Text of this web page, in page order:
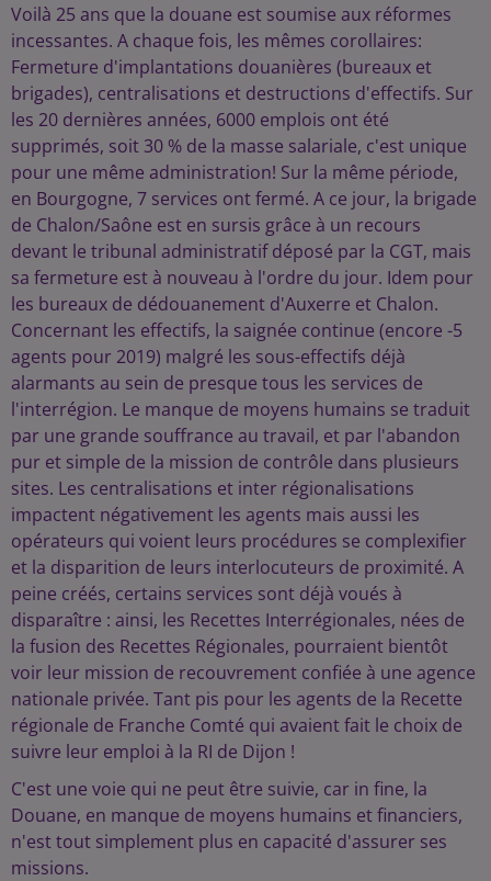
Voilà 25 ans que la douane est soumise aux réformes
incessantes. A chaque fois, les mêmes corollaires:
Fermeture d'implantations douanières (bureaux et
brigades), centralisations et destructions d'effectifs. Sur
les 20 dernières années, 6000 emplois ont été
supprimés, soit 30 % de la masse salariale, c'est unique
pour une même administration! Sur la même période,
en Bourgogne, 7 services ont fermé. A ce jour, la brigade
de Chalon/Saône est en sursis grâce à un recours
devant le tribunal administratif déposé par la CGT, mais
sa fermeture est à nouveau à l'ordre du jour. Idem pour
les bureaux de dédouanement d'Auxerre et Chalon.
Concernant les effectifs, la saignée continue (encore -5
agents pour 2019) malgré les sous-effectifs déjà
alarmants au sein de presque tous les services de
l'interrégion. Le manque de moyens humains se traduit
par une grande souffrance au travail, et par l'abandon
pur et simple de la mission de contrôle dans plusieurs
sites. Les centralisations et inter régionalisations
impactent négativement les agents mais aussi les
opérateurs qui voient leurs procédures se complexifier
et la disparition de leurs interlocuteurs de proximité. A
peine créés, certains services sont déjà voués à
disparaître : ainsi, les Recettes Interrégionales, nées de
la fusion des Recettes Régionales, pourraient bientôt
voir leur mission de recouvrement confiée à une agence
nationale privée. Tant pis pour les agents de la Recette
régionale de Franche Comté qui avaient fait le choix de
suivre leur emploi à la RI de Dijon !
C'est une voie qui ne peut être suivie, car in fine, la
Douane, en manque de moyens humains et financiers,
n'est tout simplement plus en capacité d'assurer ses
missions.